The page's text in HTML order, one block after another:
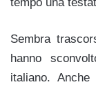
Sembra
hanno
italiano.